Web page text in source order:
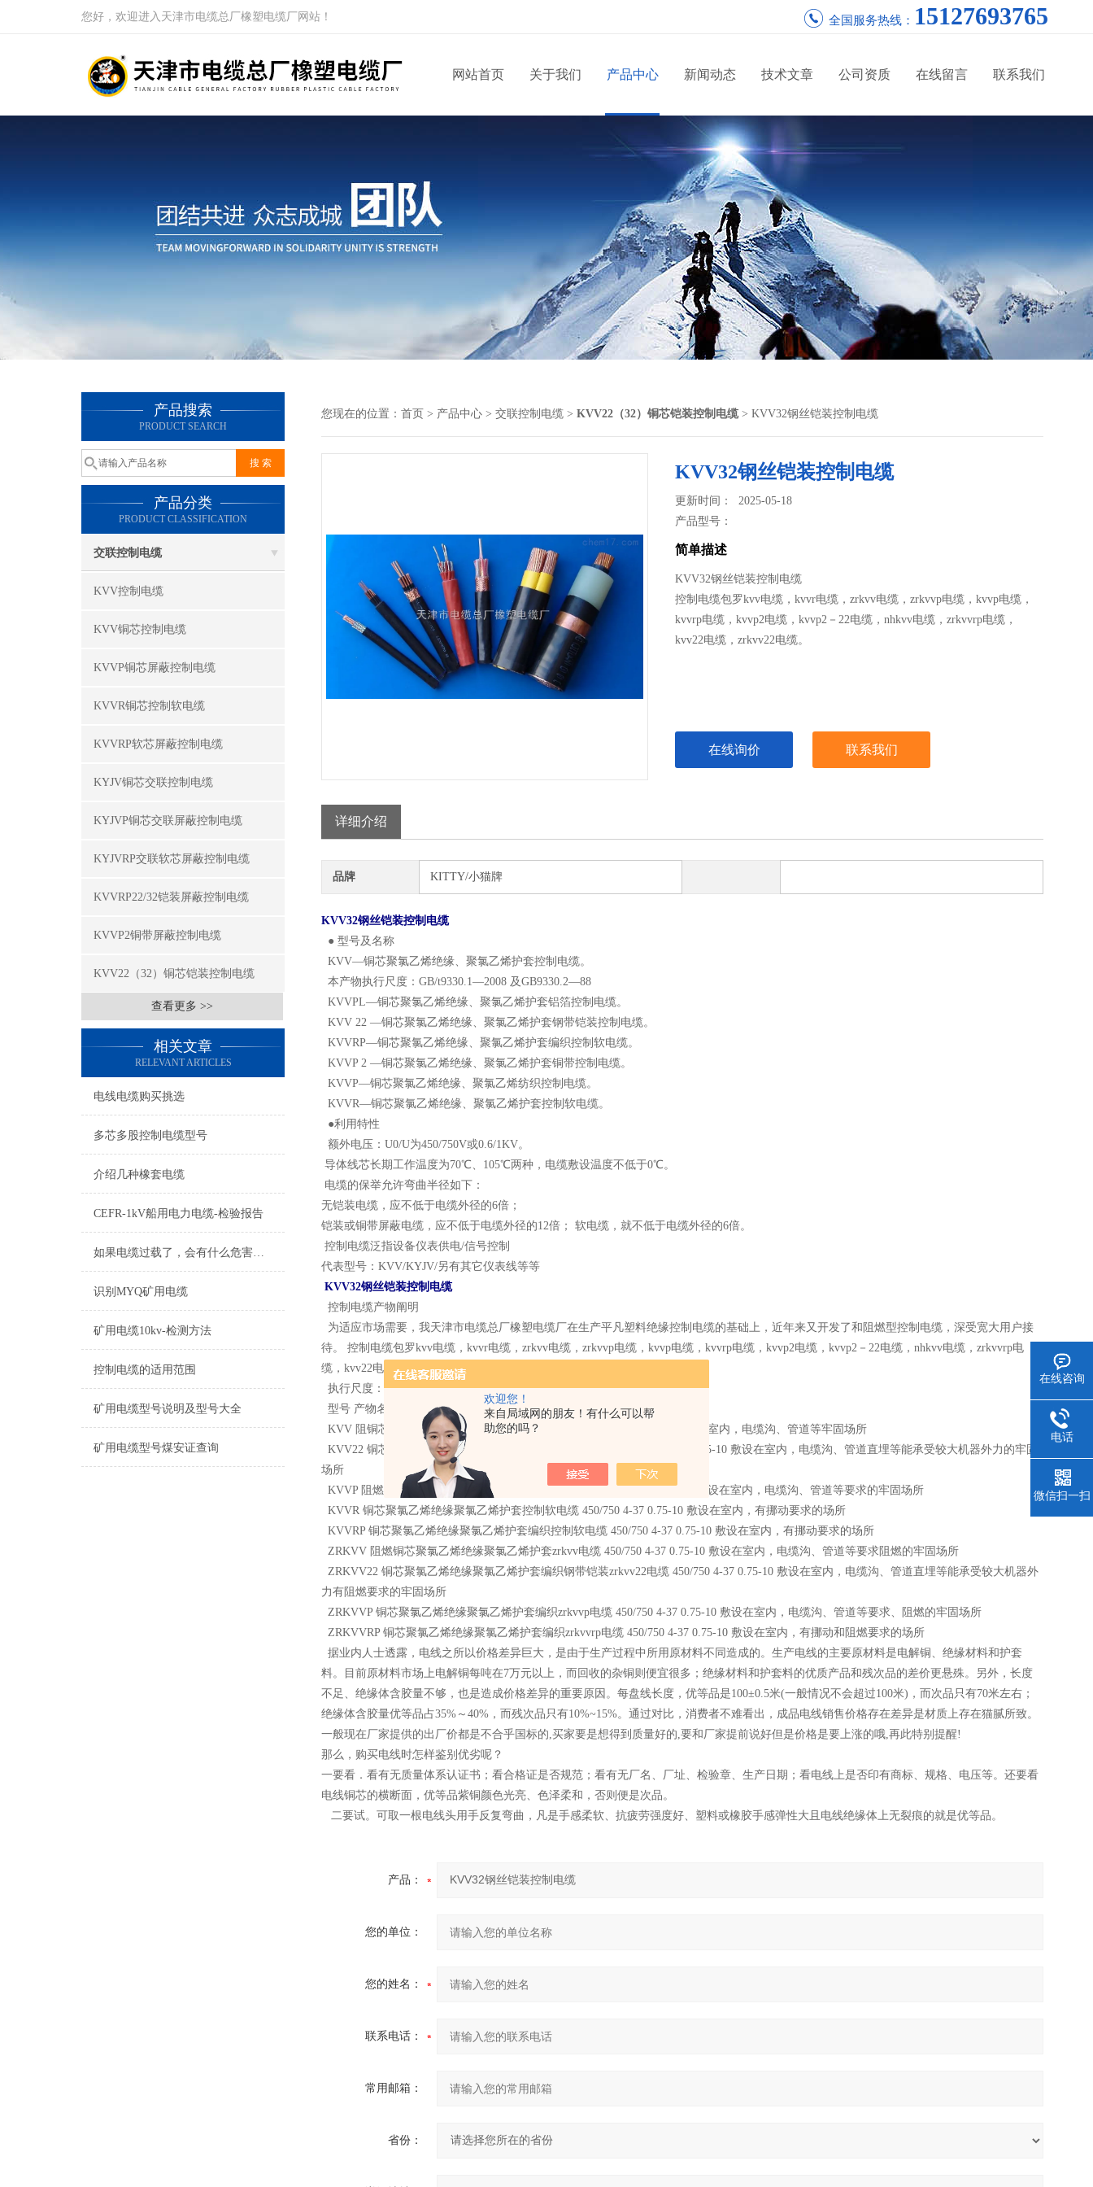
欢迎您！
来自局域网的朋友！有什么可以帮
助您的吗？
您好，欢迎进入天津市电缆总厂橡塑电缆厂网站！ 全国服务热线： 15127693765
网站首页 关于我们 产品中心 新闻动态 技术文章 公司资质 在线留言 联系我们
产品搜索
PRODUCT SEARCH
产品分类
PRODUCT CLASSIFICATION
交联控制电缆
KVV控制电缆
KVV铜芯控制电缆
KVVP铜芯屏蔽控制电缆
KVVR铜芯控制软电缆
KVVRP软芯屏蔽控制电缆
KYJV铜芯交联控制电缆
KYJVP铜芯交联屏蔽控制电缆
KYJVRP交联软芯屏蔽控制电缆
KVVRP22/32铠装屏蔽控制电缆
KVVP2铜带屏蔽控制电缆
KVV22（32）铜芯铠装控制电缆
查看更多 >>
相关文章
RELEVANT ARTICLES
电线电缆购买挑选
多芯多股控制电缆型号
介绍几种橡套电缆
CEFR-1kV船用电力电缆-检验报告
如果电缆过载了，会有什么危害吗？
识别MYQ矿用电缆
矿用电缆10kv-检测方法
控制电缆的适用范围
矿用电缆型号说明及型号大全
矿用电缆型号煤安证查询
您现在的位置： 首页 > 产品中心 > 交联控制电缆 > KVV22（32）铜芯铠装控制电缆> KVV32钢丝铠装控制电缆
KVV32钢丝铠装控制电缆
更新时间： 2025-05-18
产品型号：
简单描述
KVV32钢丝铠装控制电缆
控制电缆包罗kvv电缆，kvvr电缆，zrkvv电缆，zrkvvp电缆，kvvp电缆，
kvvrp电缆，kvvp2电缆，kvvp2－22电缆，nhkvv电缆，zrkvvrp电缆，
kvv22电缆，zrkvv22电缆。
在线询价 联系我们
详细介绍
品牌 KITTY/小猫牌
KVV32钢丝铠装控制电缆
● 型号及名称
KVV—铜芯聚氯乙烯绝缘、聚氯乙烯护套控制电缆。
本产物执行尺度：GB/t9330.1—2008 及GB9330.2—88
KVVPL—铜芯聚氯乙烯绝缘、聚氯乙烯护套铝箔控制电缆。
KVV 22 —铜芯聚氯乙烯绝缘、聚氯乙烯护套钢带铠装控制电缆。
KVVRP—铜芯聚氯乙烯绝缘、聚氯乙烯护套编织控制软电缆。
KVVP 2 —铜芯聚氯乙烯绝缘、聚氯乙烯护套铜带控制电缆。
KVVP—铜芯聚氯乙烯绝缘、聚氯乙烯纺织控制电缆。
KVVR—铜芯聚氯乙烯绝缘、聚氯乙烯护套控制软电缆。
●利用特性
额外电压：U0/U为450/750V或0.6/1KV。
导体线芯长期工作温度为70℃、105℃两种，电缆敷设温度不低于0℃。
电缆的保举允许弯曲半径如下：
无铠装电缆，应不低于电缆外径的6倍；
铠装或铜带屏蔽电缆，应不低于电缆外径的12倍； 软电缆，就不低于电缆外径的6倍。
控制电缆泛指设备仪表供电/信号控制
代表型号：KVV/KYJV/另有其它仪表线等等
KVV32钢丝铠装控制电缆
控制电缆产物阐明
为适应市场需要，我天津市电缆总厂橡塑电缆厂在生产平凡塑料绝缘控制电缆的基础上，近年来又开发了和阻燃型控制电缆，深受宽大用户接
待。 控制电缆包罗kvv电缆，kvvr电缆，zrkvv电缆，zrkvvp电缆，kvvp电缆，kvvrp电缆，kvvp2电缆，kvvp2－22电缆，nhkvv电缆，zrkvvrp电
缆，kvv22电缆，zrkvv22电缆。
执行尺度：GB 9330-88。阻燃电缆还应符合IEC332-3尺度的技术条件。
型号 产物名称 电压V 芯数 截面 mm2 主要适用范畴
KVV 阻铜芯聚氯乙烯绝缘聚氯乙烯护套kvv电缆 450/750 4-37 0.75-10 敷设在室内，电缆沟、管道等牢固场所
KVV22 铜芯聚氯乙烯绝缘聚氯乙烯护套钢带铠装kvv22电缆 450/750 4-37 0.75-10 敷设在室内，电缆沟、管道直埋等能承受较大机器外力的牢固
场所
KVVP 阻燃铜芯聚氯乙烯绝缘聚氯乙烯护套kvvp电缆 450/750 4-37 0.75-10 敷设在室内，电缆沟、管道等要求的牢固场所
KVVR 铜芯聚氯乙烯绝缘聚氯乙烯护套控制软电缆 450/750 4-37 0.75-10 敷设在室内，有挪动要求的场所
KVVRP 铜芯聚氯乙烯绝缘聚氯乙烯护套编织控制软电缆 450/750 4-37 0.75-10 敷设在室内，有挪动要求的场所
ZRKVV 阻燃铜芯聚氯乙烯绝缘聚氯乙烯护套zrkvv电缆 450/750 4-37 0.75-10 敷设在室内，电缆沟、管道等要求阻燃的牢固场所
ZRKVV22 铜芯聚氯乙烯绝缘聚氯乙烯护套编织钢带铠装zrkvv22电缆 450/750 4-37 0.75-10 敷设在室内，电缆沟、管道直埋等能承受较大机器外
力有阻燃要求的牢固场所
ZRKVVP 铜芯聚氯乙烯绝缘聚氯乙烯护套编织zrkvvp电缆 450/750 4-37 0.75-10 敷设在室内，电缆沟、管道等要求、阻燃的牢固场所
ZRKVVRP 铜芯聚氯乙烯绝缘聚氯乙烯护套编织zrkvvrp电缆 450/750 4-37 0.75-10 敷设在室内，有挪动和阻燃要求的场所
据业内人士透露，电线之所以价格差异巨大，是由于生产过程中所用原材料不同造成的。生产电线的主要原材料是电解铜、绝缘材料和护套
料。目前原材料市场上电解铜每吨在7万元以上，而回收的杂铜则便宜很多；绝缘材料和护套料的优质产品和残次品的差价更悬殊。另外，长度
不足、绝缘体含胶量不够，也是造成价格差异的重要原因。每盘线长度，优等品是100±0.5米(一般情况不会超过100米)，而次品只有70米左右；
绝缘体含胶量优等品占35%～40%，而残次品只有10%~15%。通过对比，消费者不难看出，成品电线销售价格存在差异是材质上存在猫腻所致。
一般现在厂家提供的出厂价都是不合乎国标的,买家要是想得到质量好的,要和厂家提前说好但是价格是要上涨的哦,再此特别提醒!
那么，购买电线时怎样鉴别优劣呢？
一要看．看有无质量体系认证书；看合格证是否规范；看有无厂名、厂址、检验章、生产日期；看电线上是否印有商标、规格、电压等。还要看
电线铜芯的横断面，优等品紫铜颜色光亮、色泽柔和，否则便是次品。
二要试。可取一根电线头用手反复弯曲，凡是手感柔软、抗疲劳强度好、塑料或橡胶手感弹性大且电线绝缘体上无裂痕的就是优等品。
产品：
您的单位：
您的姓名：
联系电话：
常用邮箱：
省份：
在线咨询
电话
微信扫一扫